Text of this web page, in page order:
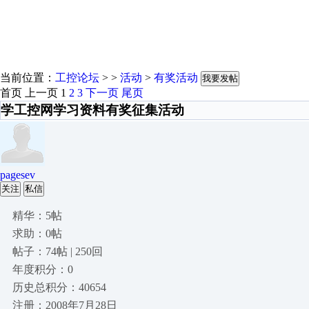
当前位置： 工控论坛 > > 活动 > 有奖活动 我要发帖
首页 上一页 1 2 3 下一页 尾页
学工控网学习资料有奖征集活动
pagesev
关注 私信
精华：5帖
求助：0帖
帖子：74帖 | 250回
年度积分：0
历史总积分：40654
注册：2008年7月28日